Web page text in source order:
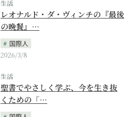
生活
レオナルド・ダ・ヴィンチの『最後
の晩餐』…
国際人
2026/3/8
生活
聖書でやさしく学ぶ、今を生き抜
くための「…